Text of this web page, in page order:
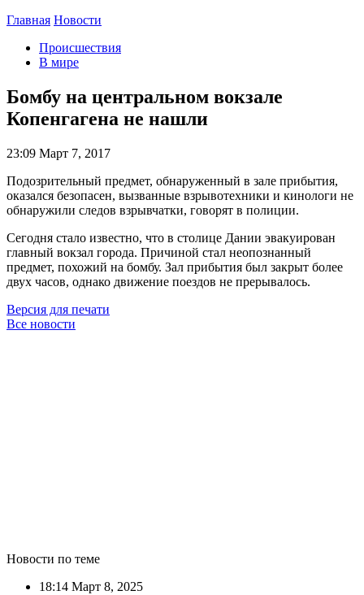
Главная Новости
Происшествия
В мире
Бомбу на центральном вокзале
Копенгагена не нашли
23:09 Март 7, 2017
Подозрительный предмет, обнаруженный в зале прибытия,
оказался безопасен, вызванные взрывотехники и кинологи не
обнаружили следов взрывчатки, говорят в полиции.
Сегодня стало известно, что в столице Дании эвакуирован
главный вокзал города. Причиной стал неопознанный
предмет, похожий на бомбу. Зал прибытия был закрыт более
двух часов, однако движение поездов не прерывалось.
Версия для печати
Все новости
Новости по теме
18:14 Март 8, 2025